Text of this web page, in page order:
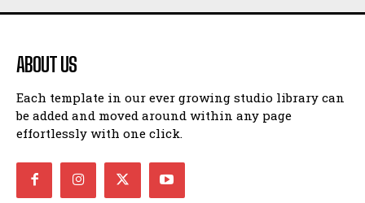
ABOUT US
Each template in our ever growing studio library can
be added and moved around within any page
effortlessly with one click.